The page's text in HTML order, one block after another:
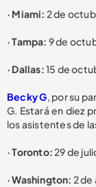
· Miami: 2 de
· Tampa: 9 de
· Dallas:15 de
Becky G, por su
G. Estará en diez
los asistentes de
· Toronto: 29 de
· Washington: 2